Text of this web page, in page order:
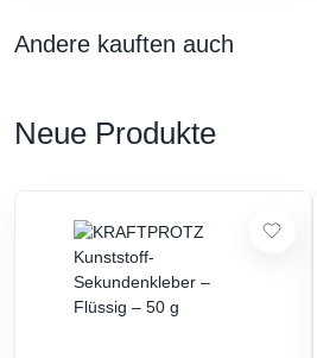
Andere kauften auch
Neue Produkte